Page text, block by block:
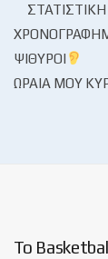
ΨΊΘΥΡΟΙ
ΩΡΑΊΑ ΜΟΥ
Το